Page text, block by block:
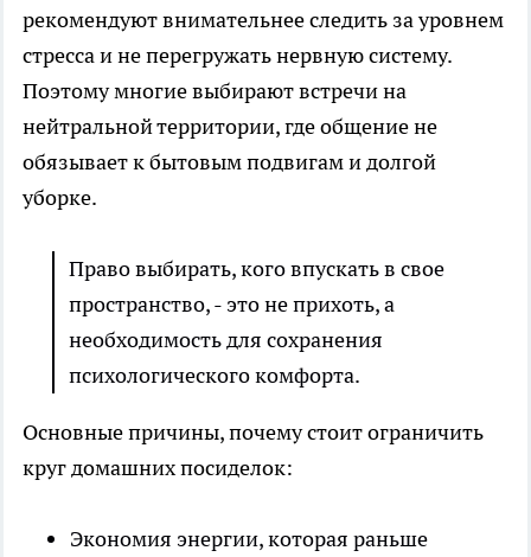
рекомендуют внимательнее следить за уровнем
стресса и не перегружать нервную систему.
Поэтому многие выбирают встречи на
нейтральной территории, где общение не
обязывает к бытовым подвигам и долгой
уборке.
Право выбирать, кого впускать в свое
пространство, - это не прихоть, а
необходимость для сохранения
психологического комфорта.
Основные причины, почему стоит ограничить
круг домашних посиделок:
Экономия энергии, которая раньше